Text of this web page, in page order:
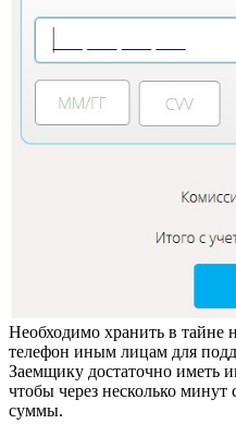
Необходимо хранить в тайне
телефон иным лицам для
Заемщику достаточно иметь
чтобы через несколько минут
суммы.